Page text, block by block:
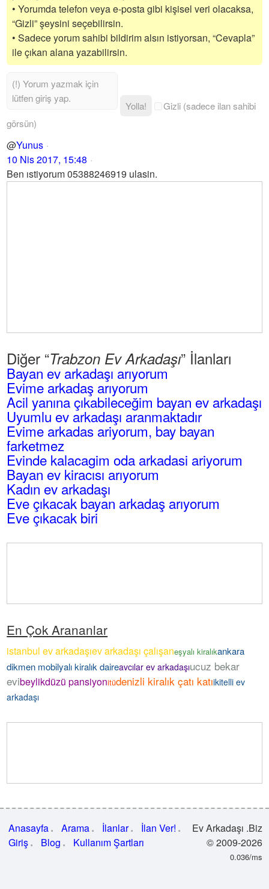
• Yorumda telefon veya e-posta gibi kişisel veri olacaksa,
“Gizli” şeysini seçebilirsin.
• Sadece yorum sahibi bildirim alsın istiyorsan, “Cevapla”
ile çıkan alana yazabilirsin.
Yolla!
Gizli (sadece ilan sahibi
görsün)
@Yunus
10 Nis 2017, 15:48
Ben ıstiyorum 05388246919 ulasin.
Diğer “Trabzon Ev Arkadaşı” İlanları
Bayan ev arkadaşı arıyorum
Evime arkadaş arıyorum
Acil yanına çıkabileceğim bayan ev arkadaşı
Uyumlu ev arkadaşı aranmaktadır
Evime arkadas ariyorum, bay bayan
farketmez
Evinde kalacagim oda arkadasi ariyorum
Bayan ev kiracısı arıyorum
Kadın ev arkadaşı
Eve çıkacak bayan arkadaş arıyorum
Eve çıkacak biri
En Çok Arananlar
istanbul ev arkadaşıev arkadaşı çalışaneşyalı kiralıkankara
dikmen mobilyalı kiralık daireavcılar ev arkadaşıucuz bekar
evibeylikdüzü pansiyonitüdenizli kiralık çatı katıikitelli ev
arkadaşı
Anasayfa Arama İlanlar
İlan Ver!
Giriş
Blog Kullanım Şartları
Ev Arkadaşı .Biz
© 2009-2026
0.036/ms